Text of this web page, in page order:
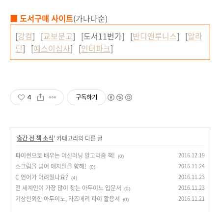
■ 도서구매 사이트(가나다순)
[강컴] [교보문고] [도서11번가] [반디앤루니스] [알라
딘] [예스이십사] [인터파크]
4 구독하기
'출간 전 책 소식' 카테고리의 다른 글
파이썬으로 배우는 머신러닝 알고리즘 책!
(0) 2016.12.19
스크럼을 넘어 애자일을 향해! (0) 2016.11.24
C 언어가 어려웠나요? (4) 2016.11.23
전 세계인이 가장 많이 찾는 아두이노 입문서 (0) 2016.11.23
기상천외한 아두이노, 라즈베리 파이 활용서 (0) 2016.11.21